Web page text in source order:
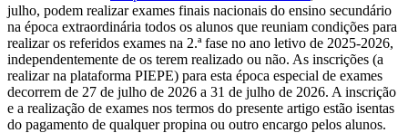
julho, podem realizar exames finais nacionais do ensino secundário
na época extraordinária todos os alunos que reuniam condições para
realizar os referidos exames na 2.ª fase no ano letivo de 2025-2026,
independentemente de os terem realizado ou não. As inscrições (a
realizar na plataforma PIEPE) para esta época especial de exames
decorrem de 27 de julho de 2026 a 31 de julho de 2026. A inscrição
e a realização de exames nos termos do presente artigo estão isentas
do pagamento de qualquer propina ou outro encargo pelos alunos.